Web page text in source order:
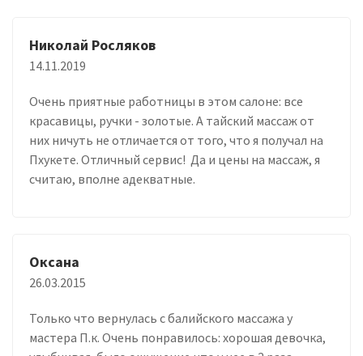
Николай Росляков
14.11.2019
Очень приятные работницы в этом салоне: все
красавицы, ручки - золотые. А тайский массаж от
них ничуть не отличается от того, что я получал на
Пхукете. Отличный сервис! Да и цены на массаж, я
считаю, вполне адекватные.
Оксана
26.03.2015
Только что вернулась с балийского массажа у
мастера П.к. Очень понравилось: хорошая девочка,